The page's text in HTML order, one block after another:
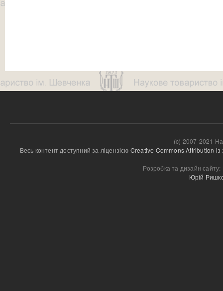
(c) 2007-2021
Весь контент доступний за ліцензією Creative Commons Attribution
Розробка та дизайн сайту:
Юрій